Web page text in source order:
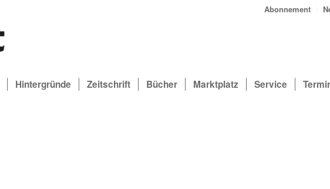
Abonnement
Hintergründe Zeitschrift Bücher Marktplatz Service